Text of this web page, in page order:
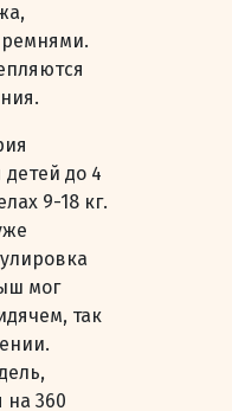
до 4
9-18 кг.
мог
так
на 360